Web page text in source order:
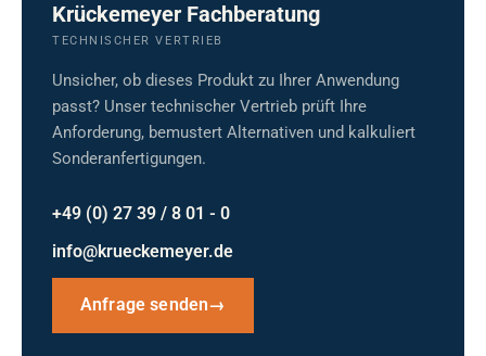
Krückemeyer Fachberatung
TECHNISCHER VERTRIEB
Unsicher, ob dieses Produkt zu Ihrer Anwendung
passt? Unser technischer Vertrieb prüft Ihre
Anforderung, bemustert Alternativen und kalkuliert
Sonderanfertigungen.
+49 (0) 27 39 / 8 01 - 0
info@krueckemeyer.de
Anfrage senden→